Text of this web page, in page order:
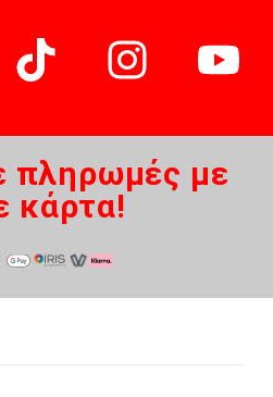
πληρωμές με
κάρτα!